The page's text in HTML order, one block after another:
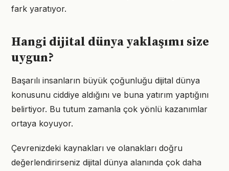
fark yaratıyor.
Hangi dijital dünya yaklaşımı size
uygun?
Başarılı insanların büyük çoğunluğu dijital dünya
konusunu ciddiye aldığını ve buna yatırım yaptığını
belirtiyor. Bu tutum zamanla çok yönlü kazanımlar
ortaya koyuyor.
Çevrenizdeki kaynakları ve olanakları doğru
değerlendirirseniz dijital dünya alanında çok daha